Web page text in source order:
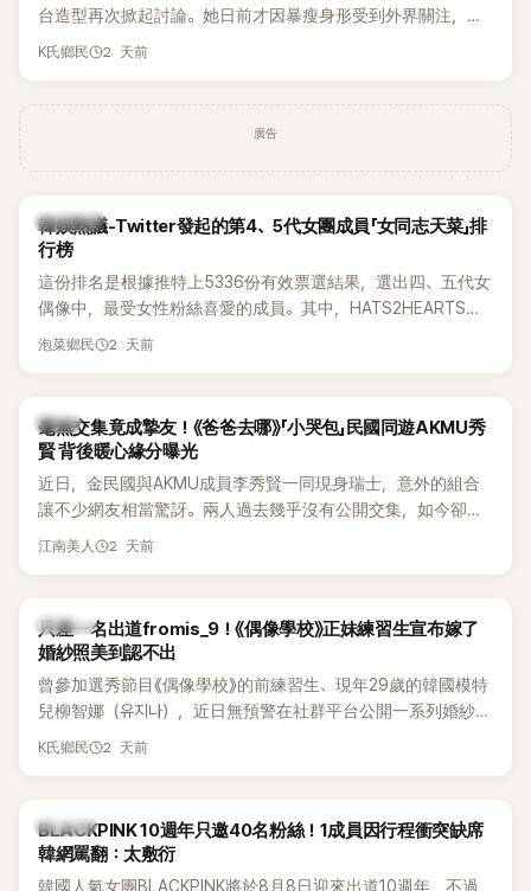
台造型再次掀起討論。她日前才因暴瘦身形受到外界關注，又
被質疑在舞台上使用臀墊，如今最新打歌舞台曝光後，再度因
K氏鄉民 2 天前
廣告
熱議討論
韓娛熱議-Twitter發起的第4、5代女團成員「女同志天菜」排
行榜
這份排名是根據推特上5336份有效票選結果，選出四、五代女
偶像中，最受女性粉絲喜愛的成員。其中，HATS2HEARTS成
員包攬了前三名，展現了她們在女性社群中的高人氣。
泡菜鄉民 2 天前
韓星
毫無交集竟成摯友！《爸爸去哪》「小哭包」民國同遊AKMU秀
賢 背後暖心緣分曝光
近日，金民國與AKMU成員李秀賢一同現身瑞士，意外的組合
讓不少網友相當驚訝。兩人過去幾乎沒有公開交集，如今卻一
起踏上瑞士之旅，也讓粉絲紛紛好奇：「他們到底是怎麼認識
江南美人 2 天前
K-POP
只差一名出道fromis_9！《偶像學校》正妹練習生宣布嫁了
婚紗照美到認不出
曾參加選秀節目《偶像學校》的前練習生、現年29歲的韓國模特
兒柳智娜（유지나），近日無預警在社群平台公開一系列婚紗
照，親自宣布即將步入婚姻，消息曝光後讓不少曾追看節目的
K氏鄉民 2 天前
K-POP
BLACKPINK 10週年只邀40名粉絲！1成員因行程衝突缺席
韓網罵翻：太敷衍
韓國人氣女團BLACKPINK將於8月8日迎來出道10週年，不過